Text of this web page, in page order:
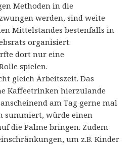
Methoden in die
werden, sind weite
Mittelstandes bestenfalls in
organisiert.
dort nur eine
spielen.
gleich Arbeitszeit. Das
Kaffeetrinken hierzulande
am Tag gerne mal
summiert, würde einen
die Palme bringen. Zudem
um z.B. Kinder